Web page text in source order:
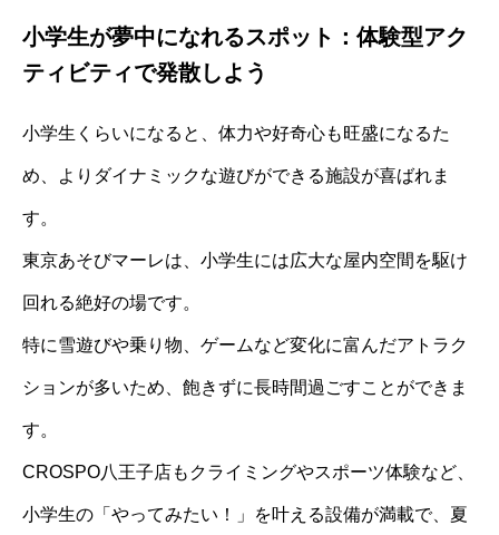
小学生が夢中になれるスポット：体験型アク
ティビティで発散しよう
小学生くらいになると、体力や好奇心も旺盛になるた
め、よりダイナミックな遊びができる施設が喜ばれま
す。
東京あそびマーレは、小学生には広大な屋内空間を駆け
回れる絶好の場です。
特に雪遊びや乗り物、ゲームなど変化に富んだアトラク
ションが多いため、飽きずに長時間過ごすことができま
す。
CROSPO八王子店もクライミングやスポーツ体験など、
小学生の「やってみたい！」を叶える設備が満載で、夏